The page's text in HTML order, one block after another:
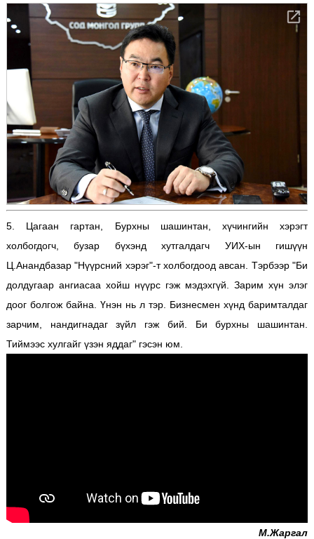
5. Цагаан гартан, Бурхны шашинтан, хүчингийн хэрэгт
холбогдогч, бузар бүхэнд хутгалдагч УИХ-ын гишүүн
Ц.Анандбазар "Нүүрсний хэрэг"-т холбогдоод авсан. Тэрбээр "Би
долдугаар ангиасаа хойш нүүрс гэж мэдэхгүй. Зарим хүн элэг
доог болгож байна. Үнэн нь л тэр. Бизнесмен хүнд баримталдаг
зарчим, нандигнадаг зүйл гэж бий. Би бурхны шашинтан.
Тиймээс хулгайг үзэн яддаг" гэсэн юм.
М.Жаргал